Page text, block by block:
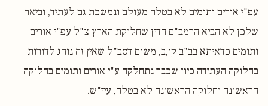
עפ"י אורים ותומים לא בטלה מעולם ונמשכת גם לעתיד, וביאר
שלכן לא הביא הרמב"ם הדין שחלוקת הארץ צ"ל עפ"י אורים
ותומים כדאיתא בב"ב קו,ב, משום דסב"ל שאין זה נוהג לדורות
בחלוקה העתידה כיון שכבר נתחלקה ע"י אורים ותומים בחלוקה
הראשונה וחלוקה הראשונה לא בטלה, עיי"ש.